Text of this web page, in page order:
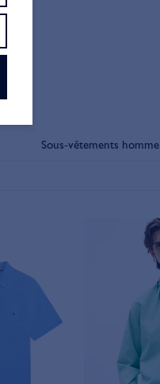
Sous-vêtements homme